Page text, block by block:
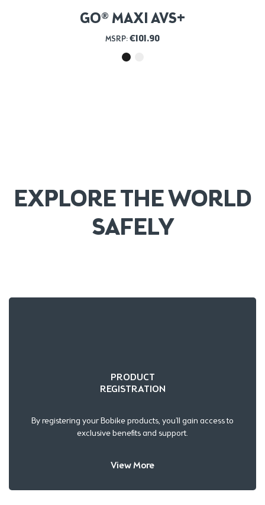
GO® MAXI AVS+
MSRP: €101.90
EXPLORE THE WORLD
SAFELY
PRODUCT
REGISTRATION
By registering your Bobike products, you’ll gain access to
exclusive benefits and support.
View More